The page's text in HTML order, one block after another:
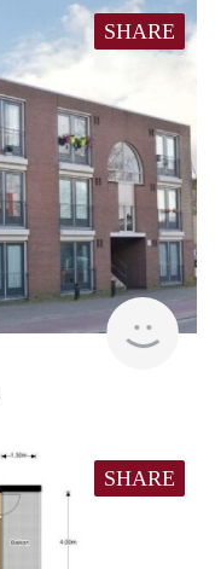
SHARE
SHARE